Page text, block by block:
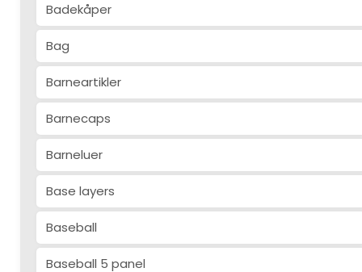
Badekåper
Bag
Barneartikler
Barnecaps
Barneluer
Base layers
Baseball
Baseball 5 panel